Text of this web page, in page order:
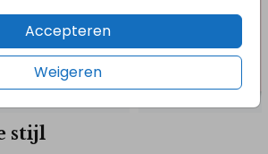
Accepteren
Weigeren
stijl